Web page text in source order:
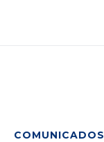
COMUNICADOS